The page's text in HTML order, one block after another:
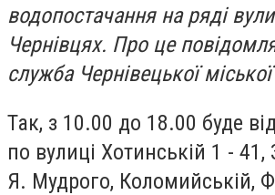
водопостачання на ряді
Чернівцях. Про це
служба Чернівецької
Так, з 10.00 до 18.00 буде
по вулиці Хотинській 1 - 41,
Я. Мудрого, Коломийській,